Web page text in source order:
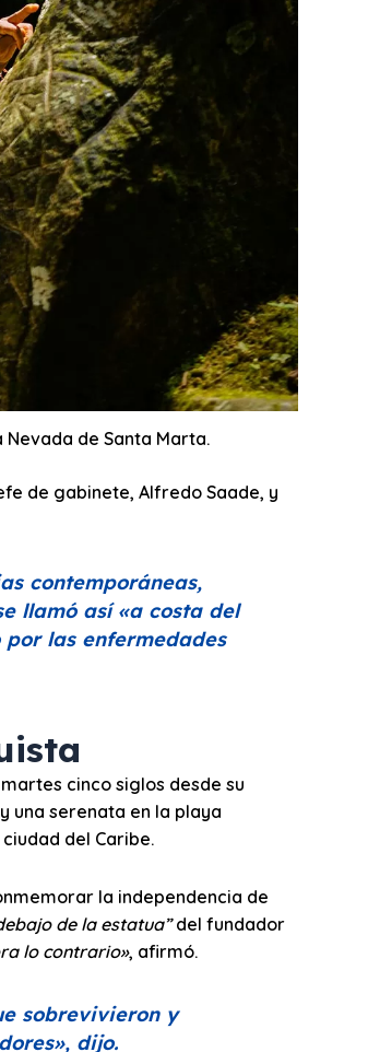
de Santa Marta.
de gabinete, Alfredo Saade, y
contemporáneas,
llamó así«a costa del
las enfermedades
cinco siglos desde su
una serenata en la playa
del Caribe.
la independencia de
de la estatua”del fundador
lo contrario», afirmó.
sobrevivieron y
, dijo.